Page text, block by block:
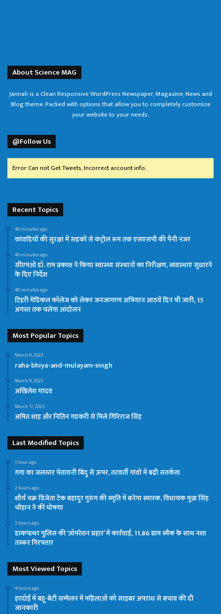
About Science MAG
Jannah is a Clean Responsive WordPress Newspaper, Magazine, News and
Blog theme. Packed with options that allow you to completely customize
your website to your needs.
@Follow Us
Error Can not Get Tweets, Incorrect account info.
Recent Topics
44 minutes ago
कांवड़ियों की सुरक्षा में सड़कों से कंट्रोल रूम तक एसएसपी की पैनी नजर
46 minutes ago
सीएमओ डॉ. राम प्रकाश ने किया स्वास्थ्य संस्थानों का निरीक्षण, व्यवस्थाएं सुधारने
के दिए निर्देश
49 minutes ago
टिहरी मेडिकल कॉलेज को लेकर जनजागरण अभियान आठवें दिन भी जारी, 15
अगस्त तक चलेगा आंदोलन
Most Popular Topics
March 9, 2023
raha-bhiya-and-mulayam-singh
March 9, 2023
अखिलेश यादव
March 17, 2023
अमित शाह और नितिन गडकरी से मिले गिरिराज सिंह
Last Modified Topics
1 hour ago
गंगा का जलस्तर चेतावनी बिंदु से ऊपर, तटवर्ती गांवों में बढ़ी सतर्कता
2 hours ago
शौर्य चक्र विजेता टेक बहादुर गुरुंग की स्मृति में बनेगा स्मारक, विधायक मुन्ना सिंह
चौहान ने की घोषणा
3 hours ago
डाकपत्थर पुलिस की ‘ऑपरेशन प्रहार’ में कार्रवाई, 11.86 ग्राम स्मैक के साथ नशा
तस्कर गिरफ्तार
Most Viewed Topics
4 hours ago
हरदोई में बहू-बेटी सम्मेलन में महिलाओं को साइबर अपराध से बचाव की दी
जानकारी